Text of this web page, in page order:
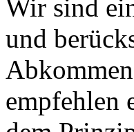
Wir sind
und
empfehlen